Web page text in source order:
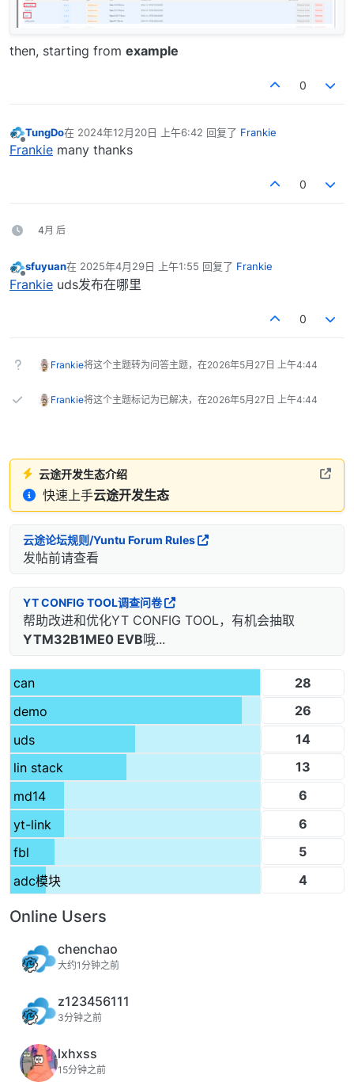
then, starting from example
0
离线
TungDo在 2024年12月20日 上午6:42 回复了 Frankie
最后由 编辑
Frankie many thanks
0
4月 后
离线
sfuyuan在 2025年4月29日 上午1:55 回复了 Frankie
最后由 编辑
Frankie uds发布在哪里
0
Frankie将这个主题转为问答主题，在2026年5月27日 上午4:44
Frankie将这个主题标记为已解决，在2026年5月27日 上午4:44
云途开发生态介绍
快速上手云途开发生态
云途论坛规则/Yuntu Forum Rules
发帖前请查看
YT CONFIG TOOL调查问卷
帮助改进和优化YT CONFIG TOOL，有机会抽取
YTM32B1ME0 EVB哦...
can
28
demo
26
uds
14
lin stack
13
md14
6
yt-link
6
fbl
5
adc模块
4
Online Users
chenchao
大约1分钟之前
z123456111
3分钟之前
lxhxss
15分钟之前